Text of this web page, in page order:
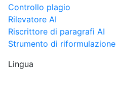
Controllo plagio
Rilevatore AI
Riscrittore di paragrafi AI
Strumento di riformulazione
Lingua